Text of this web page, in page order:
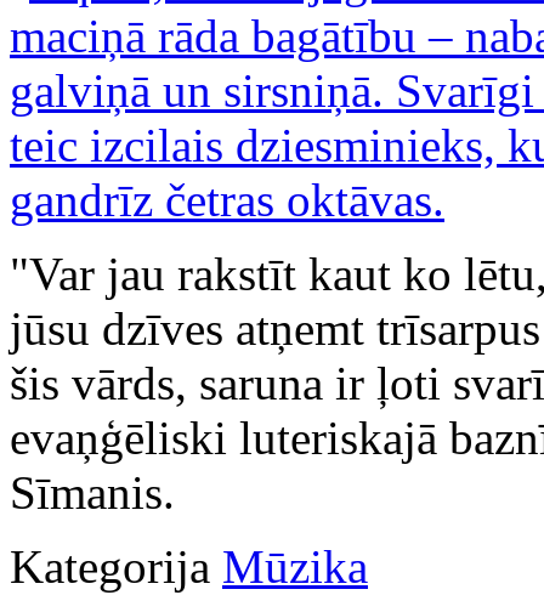
"Var jau rakstīt kaut ko
jūsu dzīves atņemt
šis vārds, saruna ir ļoti
evaņģēliski luteriskajā
Sīmanis.
Kategorija Mūzika